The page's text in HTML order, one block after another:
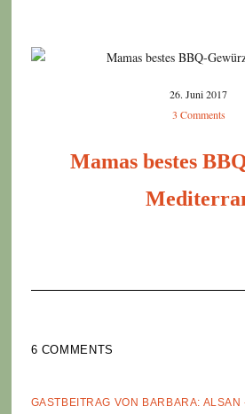
26. Juni 2017
3 Comments
Mamas bestes
6 COMMENTS
GASTBEITRAG VON BARBARA: